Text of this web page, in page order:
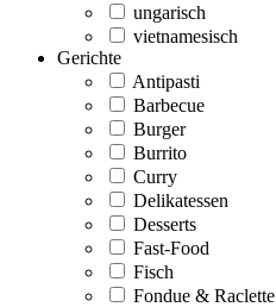
ungarisch
vietnamesisch
Gerichte
Antipasti
Barbecue
Burger
Burrito
Curry
Delikatessen
Desserts
Fast-Food
Fisch
Fondue & Raclette